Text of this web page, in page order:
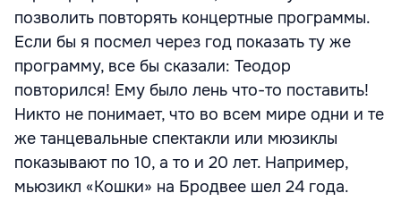
позволить повторять концертные программы.
Если бы я посмел через год показать ту же
программу, все бы сказали: Теодор
повторился! Ему было лень что-то поставить!
Никто не понимает, что во всем мире одни и те
же танцевальные спектакли или мюзиклы
показывают по 10, а то и 20 лет. Например,
мьюзикл «Кошки» на Бродвее шел 24 года.